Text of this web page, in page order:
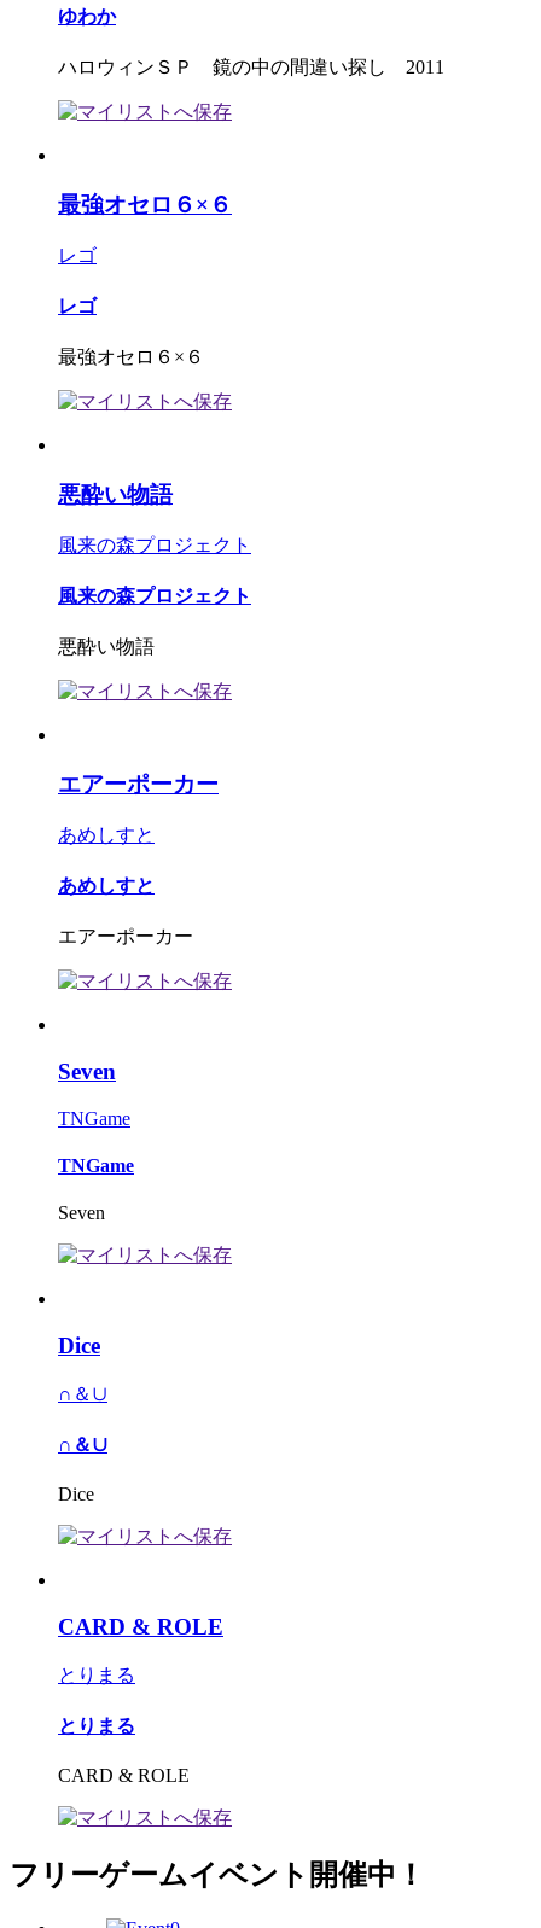
ゆわか
ハロウィンＳＰ 鏡の中の間違い探し 2011
最強オセロ６×６
レゴ
レゴ
最強オセロ６×６
悪酔い物語
風来の森プロジェクト
風来の森プロジェクト
悪酔い物語
エアーポーカー
あめしすと
あめしすと
エアーポーカー
Seven
TNGame
TNGame
Seven
Dice
∩＆∪
∩＆∪
Dice
CARD & ROLE
とりまる
とりまる
CARD & ROLE
フリーゲームイベント開催中！